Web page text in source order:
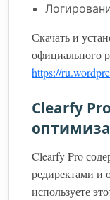
Скачать и
официального
https://
Clearfy
Clearfy Pro
редиректами и
используете